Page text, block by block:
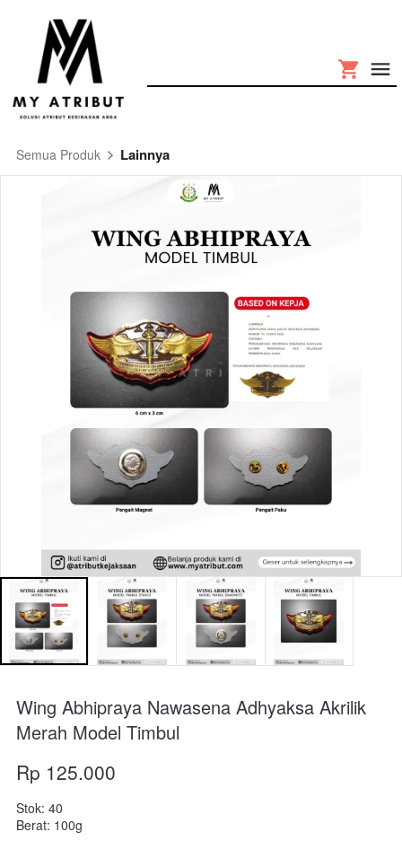
Semua Produk Lainnya
Wing Abhipraya Nawasena Adhyaksa Akrilik
Merah Model Timbul
Rp 125.000
Stok: 40
Berat: 100g